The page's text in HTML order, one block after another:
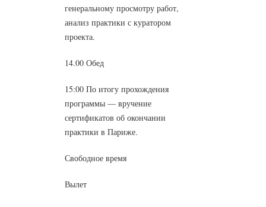
генеральному просмотру работ,
анализ практики с куратором
проекта.
14.00 Обед
15:00 По итогу прохождения
программы — вручение
сертификатов об окончании
практики в Париже.
Свободное время
Вылет